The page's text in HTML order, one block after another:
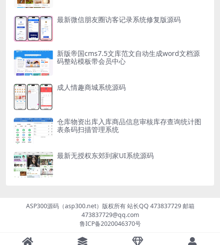
最新微信朋友圈访客记录系统修复版源码
新版帝国cms7.5文库范文自动生成word文档源
码整站模板带会员中心
成人情趣商城系统源码
仓库物资出库入库商品信息审核库存查询统计图
表条码扫描管理系统
最新无授权东郊到家UI系统源码
ASP300源码（asp300.net）版权所有 站长QQ 473837729 邮箱
473837729@qq.com
鲁ICP备2020046370号